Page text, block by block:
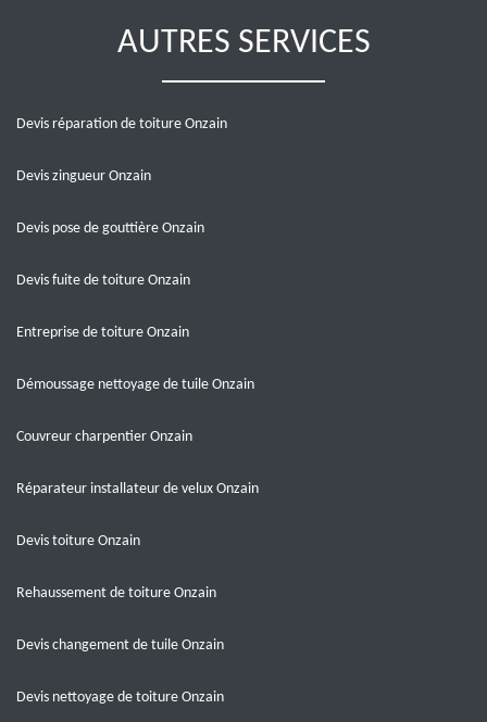
AUTRES SERVICES
Devis réparation de toiture Onzain
Devis zingueur Onzain
Devis pose de gouttière Onzain
Devis fuite de toiture Onzain
Entreprise de toiture Onzain
Démoussage nettoyage de tuile Onzain
Couvreur charpentier Onzain
Réparateur installateur de velux Onzain
Devis toiture Onzain
Rehaussement de toiture Onzain
Devis changement de tuile Onzain
Devis nettoyage de toiture Onzain